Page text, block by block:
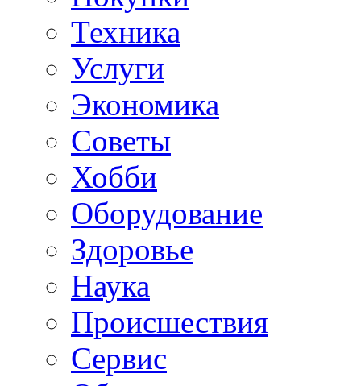
Техника
Услуги
Экономика
Советы
Хобби
Oборудование
Здоровье
Наука
Происшествия
Сервис